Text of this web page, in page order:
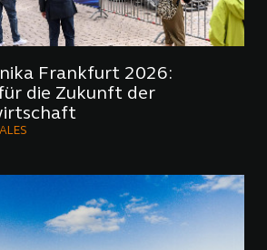
Frankfurt 2026:
die Zukunft der